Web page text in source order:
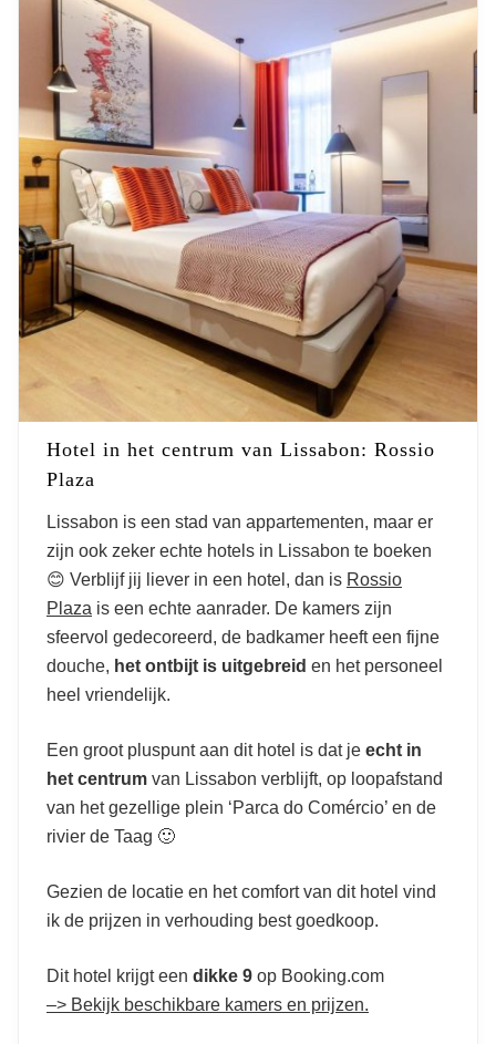
Hotel in het centrum van Lissabon: Rossio
Plaza
Lissabon is een stad van appartementen, maar er
zijn ook zeker echte hotels in Lissabon te boeken
😊 Verblijf jij liever in een hotel, dan is Rossio
Plaza is een echte aanrader. De kamers zijn
sfeervol gedecoreerd, de badkamer heeft een fijne
douche, het ontbijt is uitgebreid en het personeel
heel vriendelijk.
Een groot pluspunt aan dit hotel is dat je echt in
het centrum van Lissabon verblijft, op loopafstand
van het gezellige plein ‘Parca do Comércio’ en de
rivier de Taag 🙂
Gezien de locatie en het comfort van dit hotel vind
ik de prijzen in verhouding best goedkoop.
Dit hotel krijgt een dikke 9 op Booking.com
–> Bekijk beschikbare kamers en prijzen.